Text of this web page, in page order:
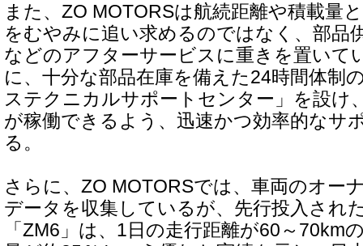
また、ZO MOTORSは航続距離や積載量
をむやみに追い求めるのではなく、部品
などのアフターサービスに重きを置いて
に、十分な部品在庫を備えた24時間体制
ステクニカルサポートセンター」を設け
が稼働できるよう、迅速かつ効率的なサ
る。
さらに、ZO MOTORSでは、車両のオー
データを収集しているが、先行投入され
「ZM6」は、1日の走行距離が60～70km